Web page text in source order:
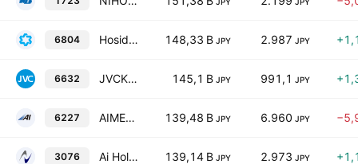
6804 Hosiden Corp. 148,33 B JPY 2.987 JPY
6632 JVCKENWOOD Corporation 145,1 B JPY 991,1 JPY
6227 AIMECHATEC Ltd. 139,48 B JPY 6.960 JPY
3076 Ai Holdings Corporation 139,14 B JPY 2.973 JPY